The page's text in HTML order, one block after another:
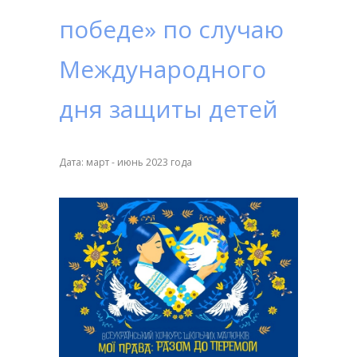
победе» по случаю
Международного
дня защиты детей
Дата: март - июнь 2023 года